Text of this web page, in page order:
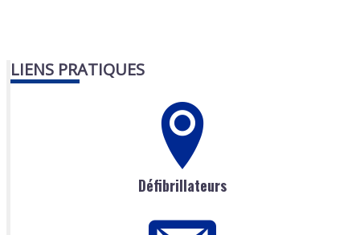
LIENS PRATIQUES
Défibrillateurs